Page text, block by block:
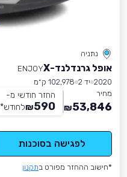
נתניה
אופל גרנדלנד-X
ENJOY
2020 יד 2
102,978 ק״מ
מחיר
53,846
₪
החזר חודשי מ-
590
₪לחודש*
לפגישה בסוכנות
*חישוב ההחזר מפורט בתקנון